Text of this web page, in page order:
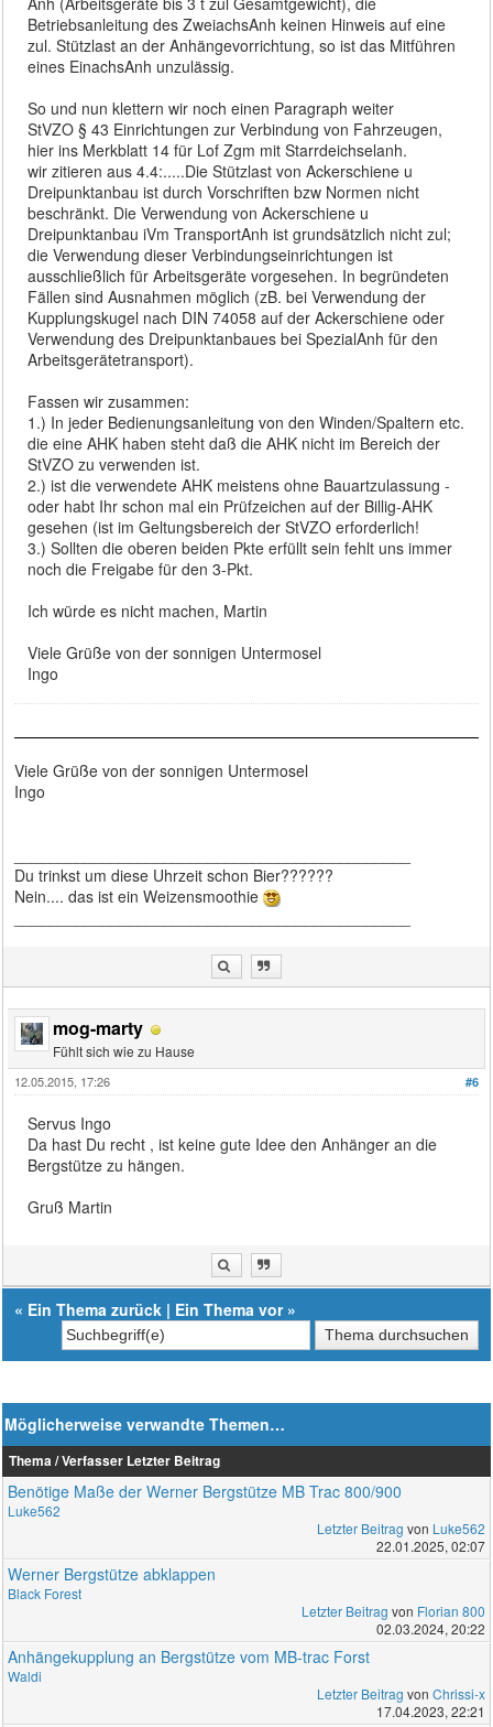
Betriebsanleitung des ZweiachsAnh keinen Hinweis auf eine
zul. Stützlast an der Anhängevorrichtung, so ist das Mitführen
eines EinachsAnh unzulässig.
So und nun klettern wir noch einen Paragraph weiter
StVZO § 43 Einrichtungen zur Verbindung von Fahrzeugen,
hier ins Merkblatt 14 für Lof Zgm mit Starrdeichselanh.
wir zitieren aus 4.4:.....Die Stützlast von Ackerschiene u
Dreipunktanbau ist durch Vorschriften bzw Normen nicht
beschränkt. Die Verwendung von Ackerschiene u
Dreipunktanbau iVm TransportAnh ist grundsätzlich nicht zul;
die Verwendung dieser Verbindungseinrichtungen ist
ausschließlich für Arbeitsgeräte vorgesehen. In begründeten
Fällen sind Ausnahmen möglich (zB. bei Verwendung der
Kupplungskugel nach DIN 74058 auf der Ackerschiene oder
Verwendung des Dreipunktanbaues bei SpezialAnh für den
Arbeitsgerätetransport).
Fassen wir zusammen:
1.) In jeder Bedienungsanleitung von den Winden/Spaltern etc.
die eine AHK haben steht daß die AHK nicht im Bereich der
StVZO zu verwenden ist.
2.) ist die verwendete AHK meistens ohne Bauartzulassung -
oder habt Ihr schon mal ein Prüfzeichen auf der Billig-AHK
gesehen (ist im Geltungsbereich der StVZO erforderlich!
3.) Sollten die oberen beiden Pkte erfüllt sein fehlt uns immer
noch die Freigabe für den 3-Pkt.
Ich würde es nicht machen, Martin
Viele Grüße von der sonnigen Untermosel
Ingo
Viele Grüße von der sonnigen Untermosel
Ingo
Du trinkst um diese Uhrzeit schon Bier??????
Nein.... das ist ein Weizensmoothie
mog-marty
Fühlt sich wie zu Hause
#6
12.05.2015, 17:26
Servus Ingo
Da hast Du recht , ist keine gute Idee den Anhänger an die
Bergstütze zu hängen.
Gruß Martin
« Ein Thema zurück | Ein Thema vor»
Möglicherweise verwandte Themen…
Thema / Verfasser Letzter Beitrag
Benötige Maße der Werner Bergstütze MB Trac 800/900
Luke562
Letzter Beitrag von Luke562
22.01.2025, 02:07
Werner Bergstütze abklappen
Black Forest
Letzter Beitrag von Florian 800
02.03.2024, 20:22
Anhängekupplung an Bergstütze vom MB-trac Forst
Waldi
Letzter Beitrag von Chrissi-x
17.04.2023, 22:21